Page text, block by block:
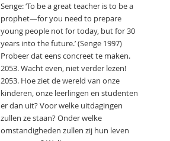
Senge: ‘To be a great teacher is to be a
prophet—for you need to prepare
young people not for today, but for 30
years into the future.’ (Senge 1997)
Probeer dat eens concreet te maken.
2053. Wacht even, niet verder lezen!
2053. Hoe ziet de wereld van onze
kinderen, onze leerlingen en studenten
er dan uit? Voor welke uitdagingen
zullen ze staan? Onder welke
omstandigheden zullen zij hun leven